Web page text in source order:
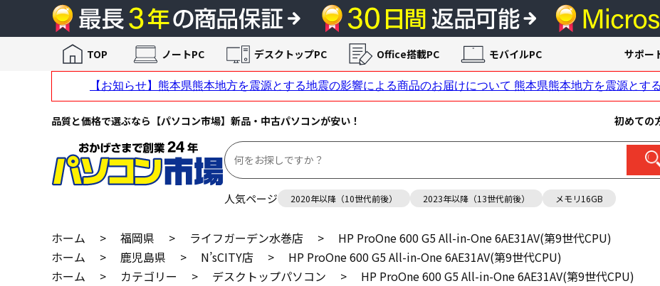
品質と価格で選ぶなら【パソコン市場】新品・中古パソコンが安い！ 初めての
人気ページ 2020年以降（10世代前後） 2023年以降（13世代前後） メモリ16GB
TOP ノートPC デスクトップPC Office搭載PC モバイルPC サポー
ホーム > 福岡県 > ライフガーデン水巻店 >
HP ProOne 600 G5 All-in-One 6AE31AV(第9世代CPU)
ホーム
> 鹿児島県 > N’sCITY店 >
HP ProOne 600 G5 All-in-One 6AE31AV(第9世代CPU)
ホーム
> カテゴリー > デスクトップパソコン >
HP ProOne 600 G5 All-in-One 6AE31AV(第9世代CPU)